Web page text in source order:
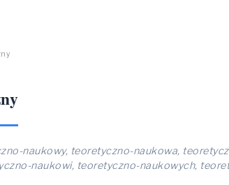
naukowy, teoretyczno-naukowa,
naukowi, teoretyczno-naukowych,